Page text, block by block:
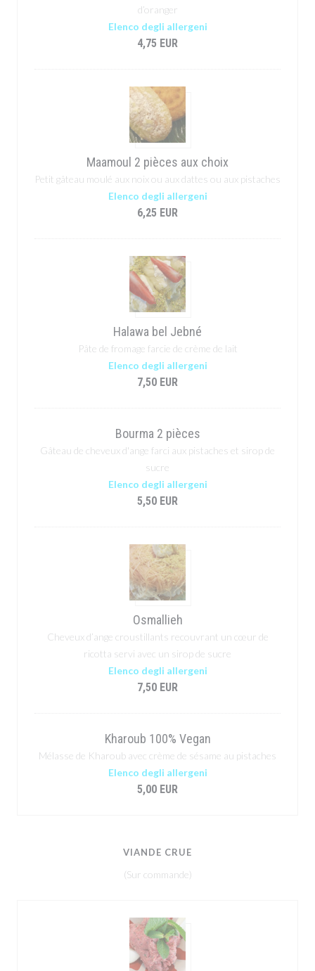
d’oranger
Elenco degli allergeni
4,75 EUR
Maamoul 2 pièces aux choix
Petit gâteau moulé aux noix ou aux dattes ou aux pistaches
Elenco degli allergeni
6,25 EUR
Halawa bel Jebné
Pâte de fromage farcie de crème de lait
Elenco degli allergeni
7,50 EUR
Bourma 2 pièces
Gâteau de cheveux d'ange farci aux pistaches et sirop de
sucre
Elenco degli allergeni
5,50 EUR
Osmallieh
Cheveux d’ange croustillants recouvrant un cœur de
ricotta servi avec un sirop de sucre
Elenco degli allergeni
7,50 EUR
Kharoub 100% Vegan
Mélasse de Kharoub avec crème de sésame au pistaches
Elenco degli allergeni
5,00 EUR
VIANDE CRUE
(Sur commande)